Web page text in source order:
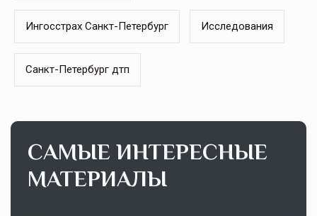
Ингосстрах Санкт-Петербург Исследования
Санкт-Петербург дтп
САМЫЕ ИНТЕРЕСНЫЕ
МАТЕРИАЛЫ